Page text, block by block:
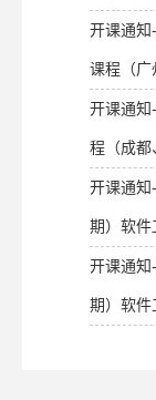
开课通知
课程（广
开课通知
程（成都
开课通知
期）软件
开课通
期）软件